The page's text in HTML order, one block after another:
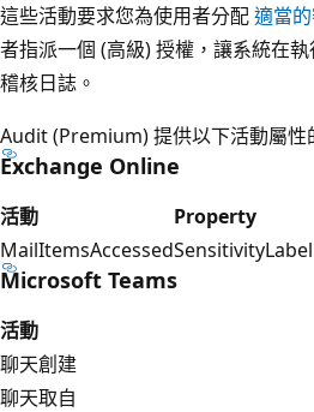
這些活動要求您為使用者分配適當
者指派一個 (高級) 授權，讓系統在
稽核日誌。
Audit (Premium) 提供以下活動屬性
Exchange Online
活動
Property
MailItemsAccessedSensitivityLabel
Microsoft Teams
活動
聊天創建
聊天取自